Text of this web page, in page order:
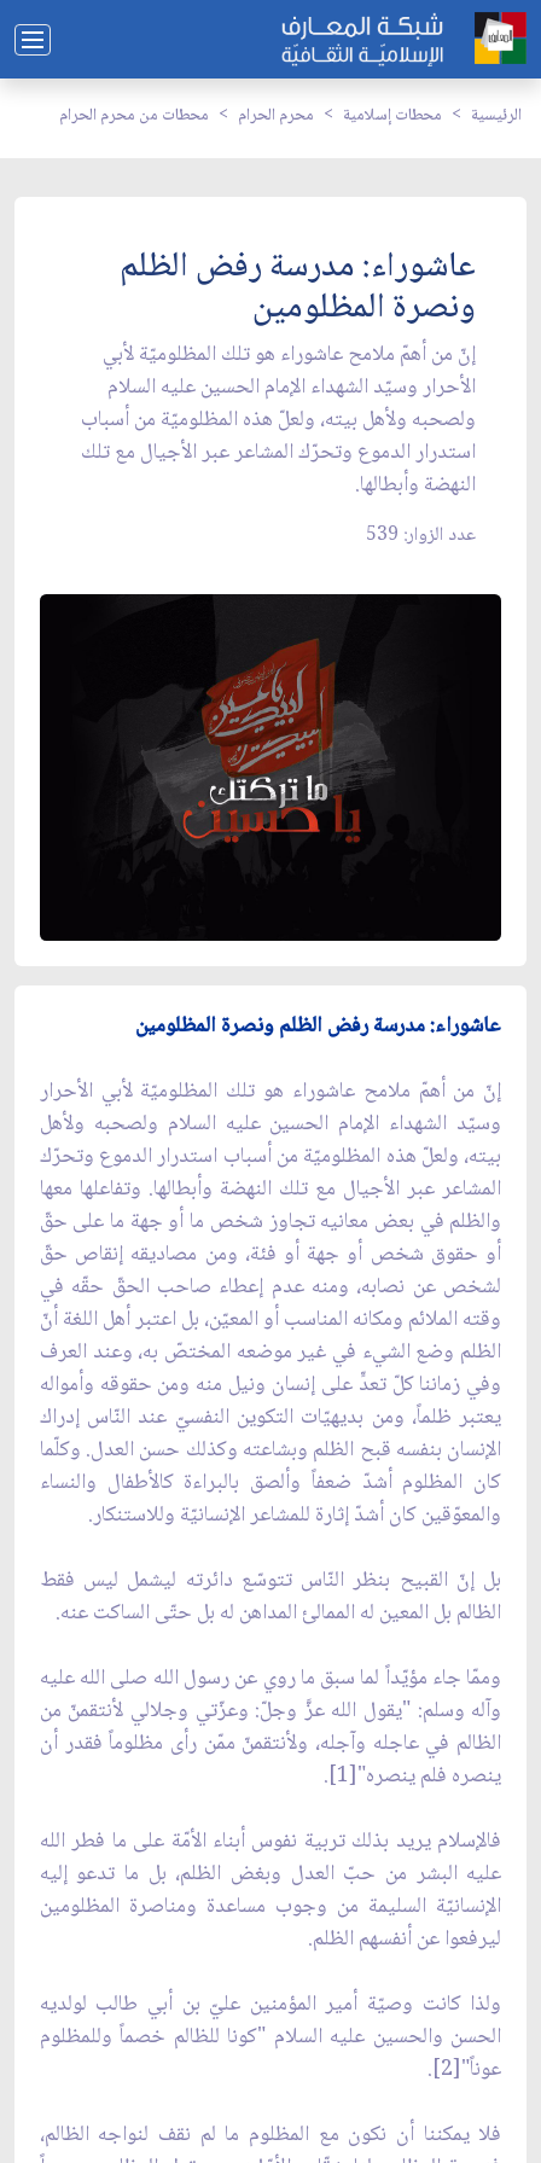
الرئيسية محطات إسلامية محرم الحرام محطات من محرم الحرام
عاشوراء: مدرسة رفض الظلم
ونصرة المظلومين
إنّ من أهمّ ملامح عاشوراء هو تلك المظلوميّة لأبي
الأحرار وسيّد الشهداء الإمام الحسين عليه السلام
ولصحبه ولأهل بيته، ولعلّ هذه المظلوميّة من أسباب
استدرار الدموع وتحرّك المشاعر عبر الأجيال مع تلك
النهضة وأبطالها.
عدد الزوار: 539
عاشوراء: مدرسة رفض الظلم ونصرة المظلومين
إنّ من أهمّ ملامح عاشوراء هو تلك المظلوميّة لأبي الأحرار
وسيّد الشهداء الإمام الحسين عليه السلام ولصحبه ولأهل
بيته، ولعلّ هذه المظلوميّة من أسباب استدرار الدموع وتحرّك
المشاعر عبر الأجيال مع تلك النهضة وأبطالها. وتفاعلها معها
والظلم في بعض معانيه تجاوز شخص ما أو جهة ما على حقّ
أو حقوق شخص أو جهة أو فئة، ومن مصاديقه إنقاص حقّ
لشخص عن نصابه، ومنه عدم إعطاء صاحب الحقّ حقّه في
وقته الملائم ومكانه المناسب أو المعيّن، بل اعتبر أهل اللغة أنّ
الظلم وضع الشيء في غير موضعه المختصّ به، وعند العرف
وفي زماننا كلّ تعدٍّ على إنسان ونيل منه ومن حقوقه وأمواله
يعتبر ظلماً، ومن بديهيّات التكوين النفسيّ عند النّاس إدراك
الإنسان بنفسه قبح الظلم وبشاعته وكذلك حسن العدل. وكلّما
كان المظلوم أشدّ ضعفاً وألصق بالبراءة كالأطفال والنساء
والمعوّقين كان أشدّ إثارة للمشاعر الإنسانيّة وللاستنكار.
بل إنّ القبيح بنظر النّاس تتوسّع دائرته ليشمل ليس فقط
الظالم بل المعين له الممالئ المداهن له بل حتّى الساكت عنه.
وممّا جاء مؤيّداً لما سبق ما روي عن رسول الله صلى الله عليه
وآله وسلم: "يقول الله عزَّ وجلّ: وعزّتي وجلالي لأنتقمنّ من
الظالم في عاجله وآجله، ولأنتقمنّ ممّن رأى مظلوماً فقدر أن
ينصره فلم ينصره"[1].
فالإسلام يريد بذلك تربية نفوس أبناء الأمّة على ما فطر الله
عليه البشر من حبّ العدل وبغض الظلم، بل ما تدعو إليه
الإنسانيّة السليمة من وجوب مساعدة ومناصرة المظلومين
ليرفعوا عن أنفسهم الظلم.
ولذا كانت وصيّة أمير المؤمنين عليّ بن أبي طالب لولديه
الحسن والحسين عليه السلام "كونا للظالم خصماً وللمظلوم
عوناً"[2].
فلا يمكننا أن نكون مع المظلوم ما لم نقف لنواجه الظالم،